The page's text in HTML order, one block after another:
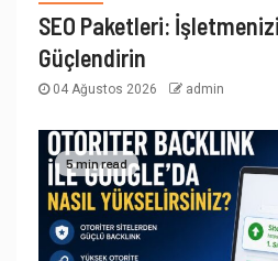
SEO Paketleri:
Güçlendirin
04 Ağustos 2026 admin
5 min read